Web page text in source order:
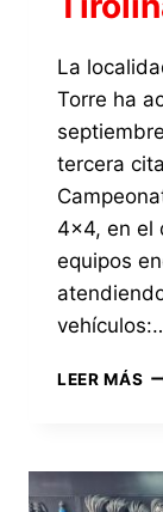
La
Torre ha
tercera
4×4, en el
equipos
LEER MÁS
EL